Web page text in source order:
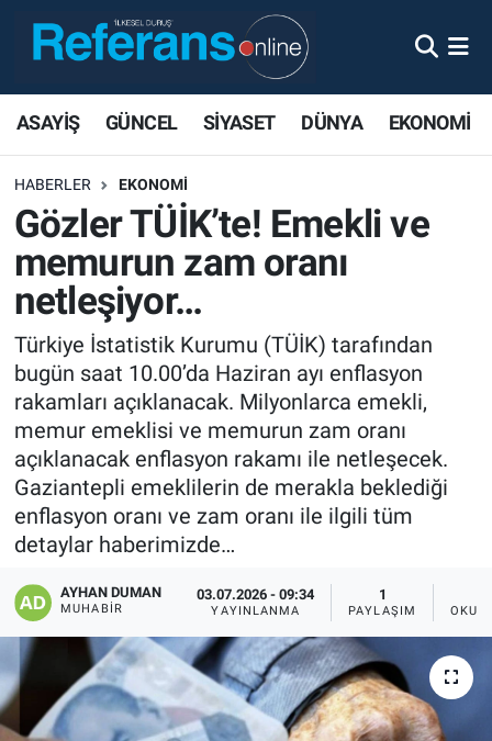
ASAYİŞ GÜNCEL SİYASET DÜNYA EKONOMİ
HABERLER EKONOMİ
Gözler TÜİK’te! Emekli ve
memurun zam oranı
netleşiyor…
Türkiye İstatistik Kurumu (TÜİK) tarafından
bugün saat 10.00’da Haziran ayı enflasyon
rakamları açıklanacak. Milyonlarca emekli,
memur emeklisi ve memurun zam oranı
açıklanacak enflasyon rakamı ile netleşecek.
Gaziantepli emeklilerin de merakla beklediği
enflasyon oranı ve zam oranı ile ilgili tüm
detaylar haberimizde…
AYHAN DUMAN
MUHABIR
03.07.2026 - 09:34
YAYINLANMA
1
PAYLAŞIM